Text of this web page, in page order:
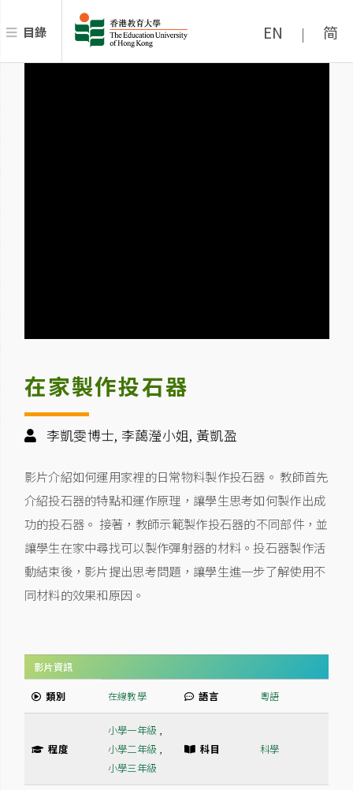
目錄 EN | 简
在家製作投石器
李凱雯博士, 李藹瀅小姐, 黃凱盈
影片介紹如何運用家裡的日常物料製作投石器。 教師首先
介紹投石器的特點和運作原理，讓學生思考如何製作出成
功的投石器。 接著，教師示範製作投石器的不同部件，並
讓學生在家中尋找可以製作彈射器的材料。投石器製作活
動結束後，影片提出思考問題，讓學生進一步了解使用不
同材料的效果和原因。
影片資訊
類別 在線教學 語言 粵語
程度
小學一年級 ,
小學二年級 ,
小學三年級
科目 科學